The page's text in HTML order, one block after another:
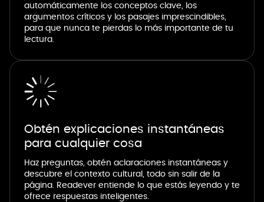
automáticamente los conceptos clave, los
argumentos críticos y los pasajes imprescindibles,
para que nunca te pierdas lo más importante de tu
lectura.
Obtén explicaciones instantáneas
para cualquier cosa
Haz preguntas, obtén aclaraciones instantáneas y
descubre el contexto cultural, todo sin salir de la
página. Readever entiende lo que estás leyendo y te
ofrece respuestas inteligentes.